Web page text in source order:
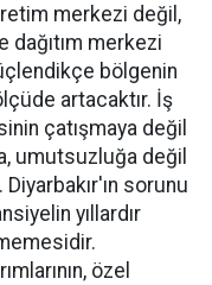
merkezi değil,
dağıtım merkezi
bölgenin
artacaktır. İş
çatışmaya değil
umutsuzluğa değil
sorunu
yıllardır
özel